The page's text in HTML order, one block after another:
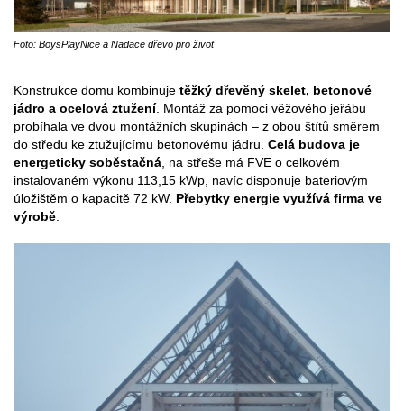
Foto: BoysPlayNice a Nadace dřevo pro život
Konstrukce domu kombinuje těžký dřevěný skelet, betonové
jádro a ocelová ztužení. Montáž za pomoci věžového jeřábu
probíhala ve dvou montážních skupinách – z obou štítů směrem
do středu ke ztužujícímu betonovému jádru. Celá budova je
energeticky soběstačná , na střeše má FVE o celkovém
instalovaném výkonu 113,15 kWp, navíc disponuje bateriovým
úložištěm o kapacitě 72 kW. Přebytky energie využívá firma ve
výrobě